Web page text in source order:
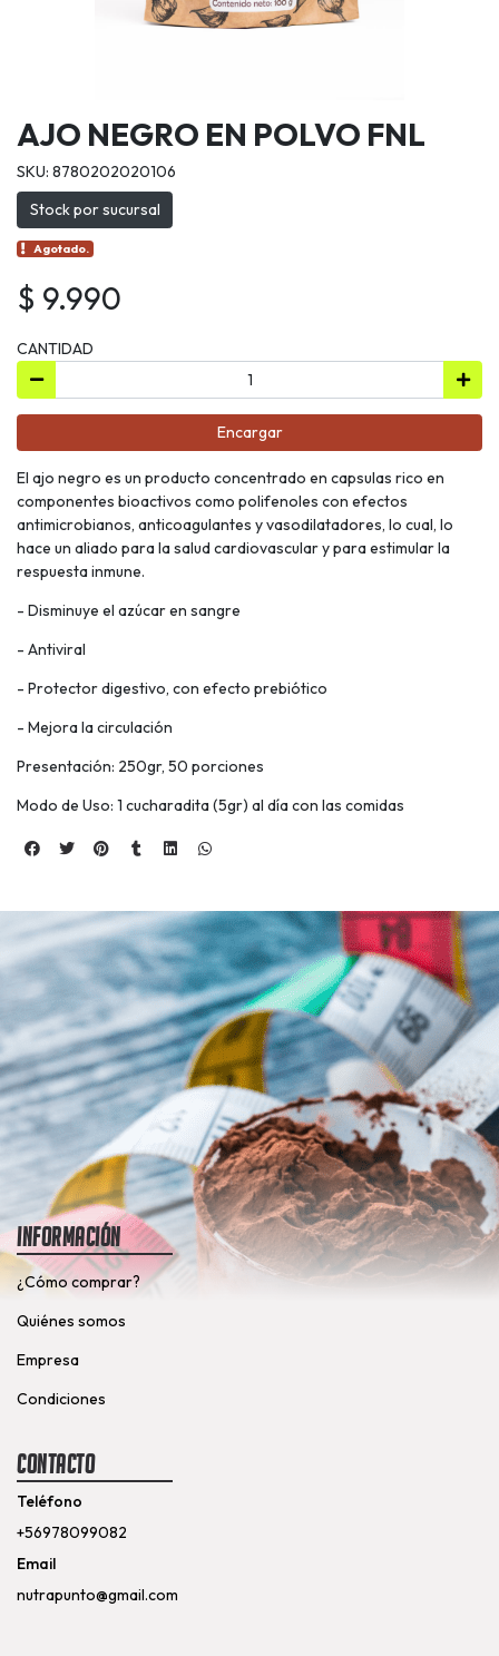
AJO NEGRO EN POLVO FNL
SKU: 8780202020106
Stock por sucursal
Agotado.
$ 9.990
CANTIDAD
Encargar
El ajo negro es un producto concentrado en capsulas rico en
componentes bioactivos como polifenoles con efectos
antimicrobianos, anticoagulantes y vasodilatadores, lo cual, lo
hace un aliado para la salud cardiovascular y para estimular la
respuesta inmune.
- Disminuye el azúcar en sangre
- Antiviral
- Protector digestivo, con efecto prebiótico
- Mejora la circulación
Presentación: 250gr, 50 porciones
Modo de Uso: 1 cucharadita (5gr) al día con las comidas
Información
¿Cómo comprar?
Quiénes somos
Empresa
Condiciones
Contacto
Teléfono
+56978099082
Email
nutrapunto@gmail.com